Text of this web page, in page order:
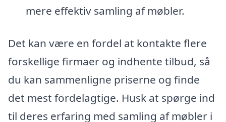
mere effektiv samling af møbler.
Det kan være en fordel at kontakte flere
forskellige firmaer og indhente tilbud, så
du kan sammenligne priserne og finde
det mest fordelagtige. Husk at spørge ind
til deres erfaring med samling af møbler i